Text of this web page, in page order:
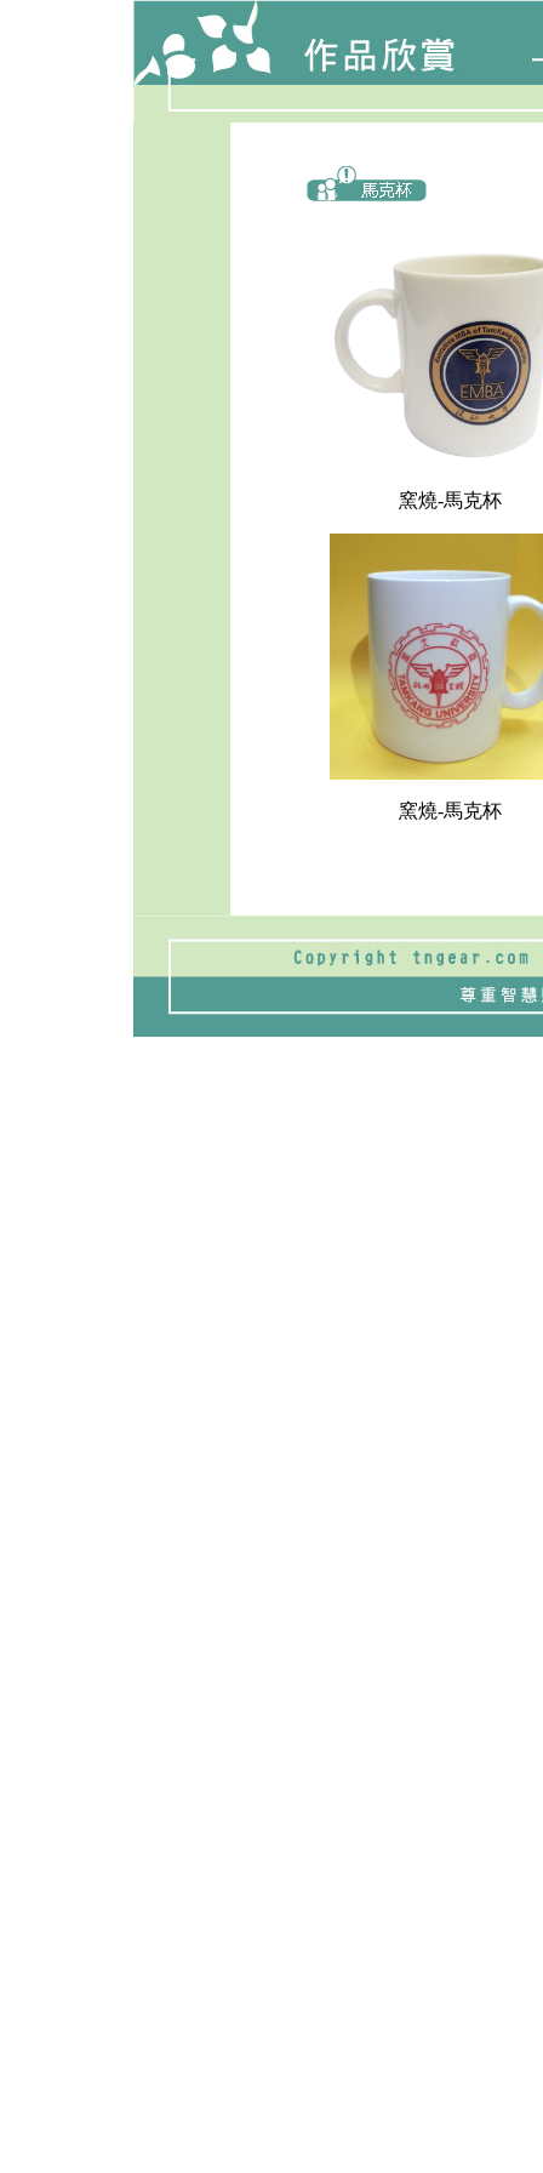
窯燒-馬克杯
窯燒-馬克杯